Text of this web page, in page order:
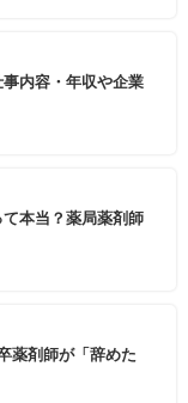
内容・年収や企業
本当？薬局薬剤師
薬剤師が「辞めた